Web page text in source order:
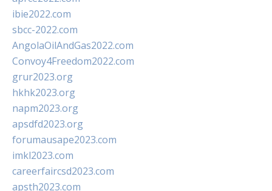
ibie2022.com
sbcc-2022.com
AngolaOilAndGas2022.com
Convoy4Freedom2022.com
grur2023.org
hkhk2023.org
napm2023.org
apsdfd2023.org
forumausape2023.com
imkl2023.com
careerfaircsd2023.com
apsth2023.com